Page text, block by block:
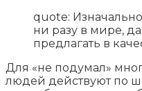
quote:
ни разу в мире,
предлагать в
Для «не подумал»
людей действуют по